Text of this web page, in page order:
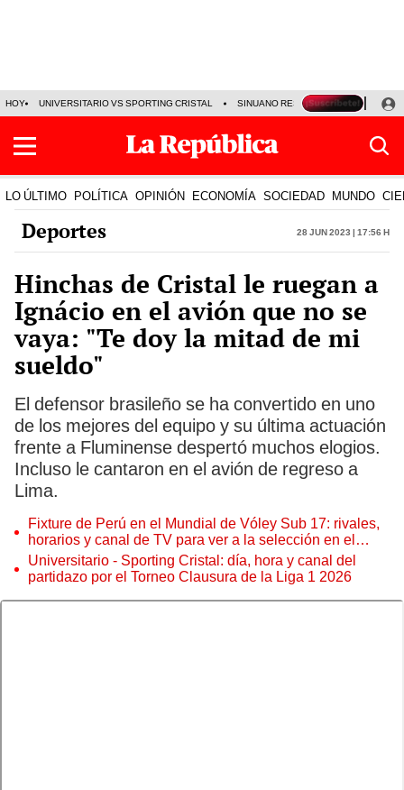
HOY UNIVERSITARIO VS SPORTING CRISTAL SINUANO RESULTADOS HOY
LO ÚLTIMO POLÍTICA OPINIÓN ECONOMÍA SOCIEDAD MUNDO
Deportes 28 Jun 2023 | 17:56 h
Hinchas de Cristal le ruegan a
Ignácio en el avión que no se
vaya: "Te doy la mitad de mi
sueldo"
El defensor brasileño se ha convertido en uno
de los mejores del equipo y su última actuación
frente a Fluminense despertó muchos elogios.
Incluso le cantaron en el avión de regreso a
Lima.
Fixture de Perú en el Mundial de Vóley Sub 17: rivales,
horarios y canal de TV para ver a la selección en el
torneo
Universitario - Sporting Cristal: día, hora y canal del
partidazo por el Torneo Clausura de la Liga 1 2026